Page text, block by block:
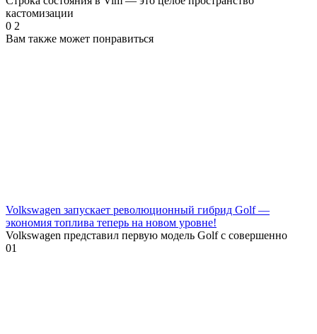
кастомизации
0 2
Вам также может понравиться
Volkswagen запускает революционный гибрид Golf —
экономия топлива теперь на новом уровне!
Volkswagen представил первую модель Golf с совершенно
01